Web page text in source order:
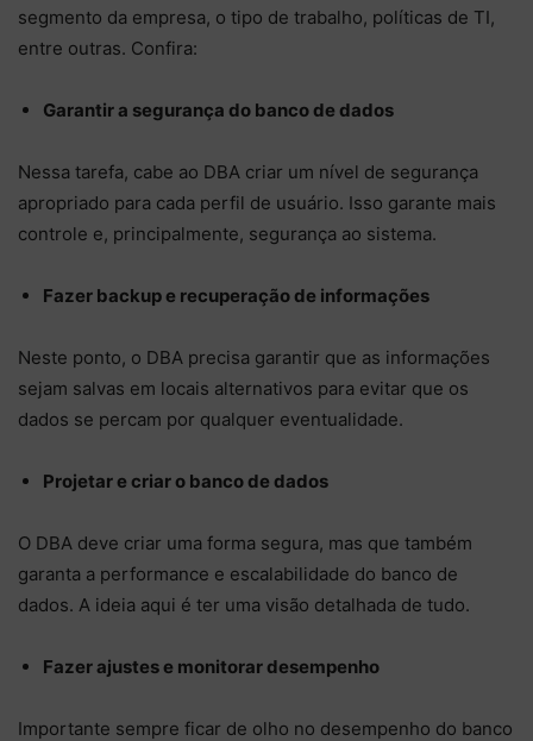
segmento da empresa, o tipo de trabalho, políticas de TI,
entre outras. Confira:
Garantir a segurança do banco de dados
Nessa tarefa, cabe ao DBA criar um nível de segurança
apropriado para cada perfil de usuário. Isso garante mais
controle e, principalmente, segurança ao sistema.
Fazer backup e recuperação de informações
Neste ponto, o DBA precisa garantir que as informações
sejam salvas em locais alternativos para evitar que os
dados se percam por qualquer eventualidade.
Projetar e criar o banco de dados
O DBA deve criar uma forma segura, mas que também
garanta a performance e escalabilidade do banco de
dados. A ideia aqui é ter uma visão detalhada de tudo.
Fazer ajustes e monitorar desempenho
Importante sempre ficar de olho no desempenho do banco